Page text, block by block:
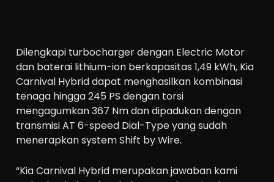
Dilengkapi turbocharger dengan Electric Motor
dan baterai lithium-ion berkapasitas 1,49 kWh, Kia
Carnival Hybrid dapat menghasilkan kombinasi
tenaga hingga 245 PS dengan torsi
mengagumkan 367 Nm dan dipadukan dengan
transmisi AT 6-speed Dial-Type yang sudah
menerapkan system Shift by Wire.
“Kia Carnival Hybrid merupakan jawaban kami